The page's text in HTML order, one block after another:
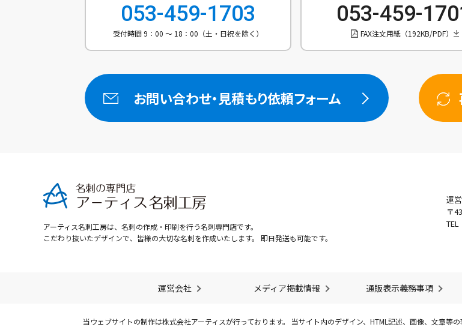
053-459-1703
受付時間 9：00 ～ 18：00（土・日祝を除く）
053-459-
FAX注文用紙（192KB/PDF）
お問い合わせ・ 見積もり依頼フォーム
アーティス名刺工房は、名刺の作成・印刷を行う名刺専門店です。
こだわり抜いたデザインで、皆様の大切な名刺を作成いたします。 即日発送も可能です。
運
〒
運営会社 メディア掲載情報 通販表示義務事項
当ウェブサイトの制作は株式会社アーティスが行っております。 当サイト内のデザイン、HTML記述、画像、文章等